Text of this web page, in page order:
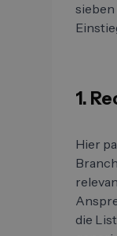
1.
Hier
die